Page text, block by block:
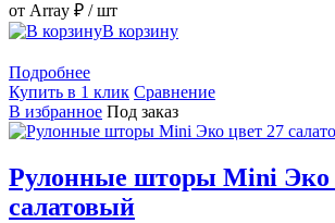
от Array ₽ / шт
В корзину
Подробнее
Купить в 1 клик Сравнение
В избранное Под заказ
Рулонные шторы Mini Эко
салатовый